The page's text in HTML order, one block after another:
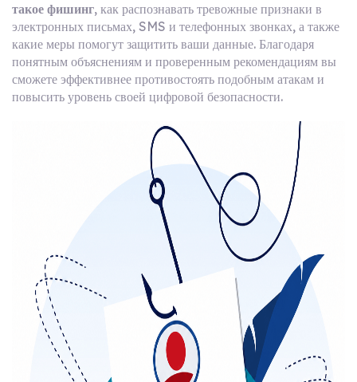
такое фишинг, как распознавать тревожные признаки в
электронных письмах, SMS и телефонных звонках, а также
какие меры помогут защитить ваши данные. Благодаря
понятным объяснениям и проверенным рекомендациям вы
сможете эффективнее противостоять подобным атакам и
повысить уровень своей цифровой безопасности.